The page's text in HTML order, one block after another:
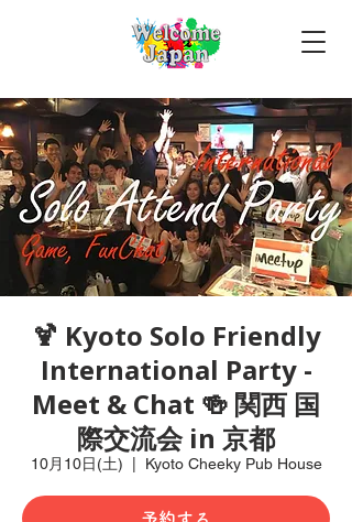
🍹 Kyoto Solo Friendly
International Party -
Meet & Chat 🍻 関西 国
際交流会 in 京都
10月10日(土) Kyoto Cheeky Pub House